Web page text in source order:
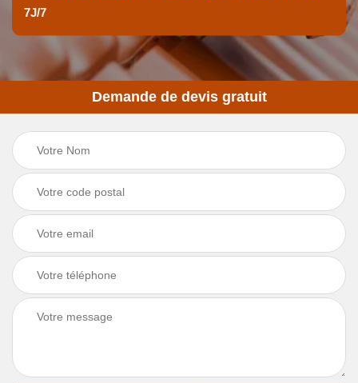
7J/7
Demande de devis gratuit